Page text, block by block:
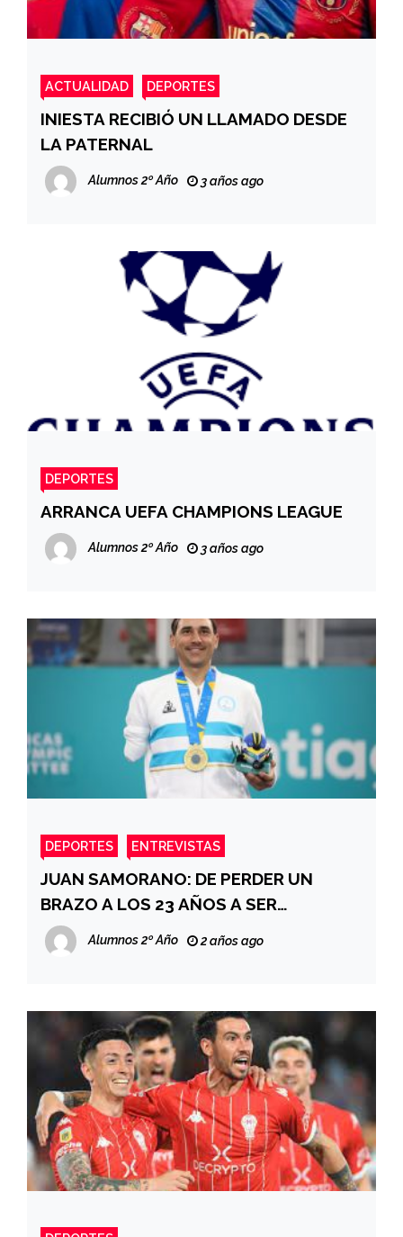
ACTUALIDAD DEPORTES
INIESTA RECIBIÓ UN LLAMADO DESDE
LA PATERNAL
Alumnos 2º Año 3 años ago
DEPORTES
ARRANCA UEFA CHAMPIONS LEAGUE
Alumnos 2º Año 3 años ago
DEPORTES ENTREVISTAS
JUAN SAMORANO: DE PERDER UN
BRAZO A LOS 23 AÑOS A SER
MEDALLISTA PARALÍMPICO
Alumnos 2º Año 2 años ago